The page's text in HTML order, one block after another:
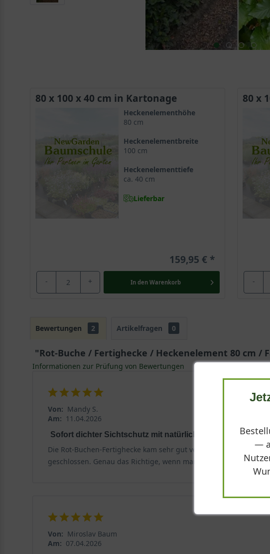
80 x 100 x 40 cm in Kartonage
Heckenelementhöhe
80 cm
Heckenelementbreite
100 cm
Heckenelementtiefe
ca. 40 cm
Lieferbar
159,95 €
- + In den Warenkorb
80 x
-
Bewertungen 2 Artikelfragen 0
"Rot-Buche / Fertighecke / Heckenelement 80 cm /
Informationen zur Prüfung von Bewertungen
Von: Mandy S.
Am: 11.04.2026
Sofort dichter Sichtschutz mit natürlicher Wirkung
Die Rot-Buchen-Fertighecke kam sehr gut verpackt und in
geschlossen. Genau das Richtige, wenn man nicht jahrelang auf
Von: Miroslav Baum
Am: 07.04.2026
—